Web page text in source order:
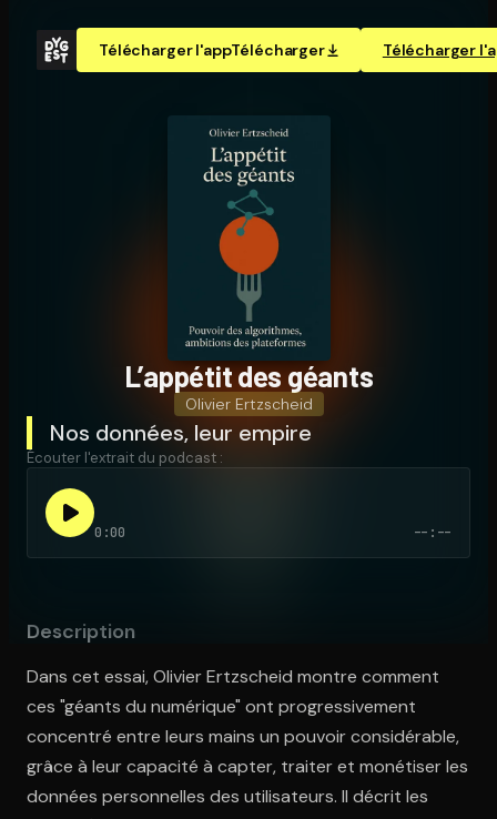
Télécharger l'appTélécharger Télécharger
L’appétit des géants
Olivier Ertzscheid
Nos données, leur empire
Écouter l'extrait du podcast :
0:00 --:--
Description
Dans cet essai, Olivier Ertzscheid montre comment
ces "géants du numérique" ont progressivement
concentré entre leurs mains un pouvoir considérable,
grâce à leur capacité à capter, traiter et monétiser les
données personnelles des utilisateurs. Il décrit les